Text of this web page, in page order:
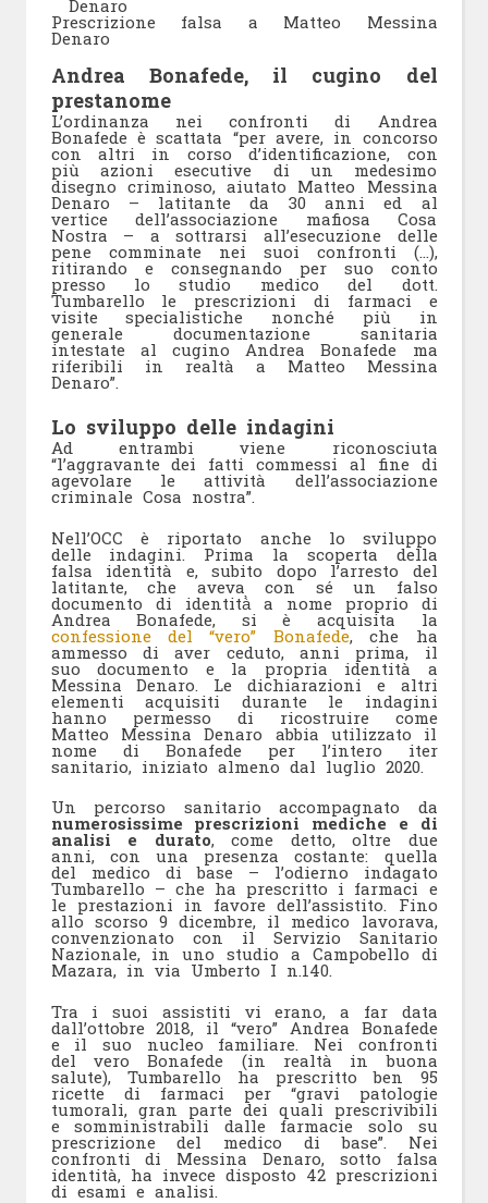
Prescrizione falsa a Matteo Messina
Denaro
Andrea Bonafede, il cugino del
prestanome
L’ordinanza nei confronti di Andrea
Bonafede è scattata “per avere, in concorso
con altri in corso d’identificazione, con
più azioni esecutive di un medesimo
disegno criminoso, aiutato Matteo Messina
Denaro – latitante da 30 anni ed al
vertice dell’associazione mafiosa Cosa
Nostra – a sottrarsi all’esecuzione delle
pene comminate nei suoi confronti (…),
ritirando e consegnando per suo conto
presso lo studio medico del dott.
Tumbarello le prescrizioni di farmaci e
visite specialistiche nonché più in
generale documentazione sanitaria
intestate al cugino Andrea Bonafede ma
riferibili in realtà a Matteo Messina
Denaro”.
Lo sviluppo delle indagini
Ad entrambi viene riconosciuta
“l’aggravante dei fatti commessi al fine di
agevolare le attività dell’associazione
criminale Cosa nostra”.
Nell’OCC è riportato anche lo sviluppo
delle indagini. Prima la scoperta della
falsa identità e, subito dopo l’arresto del
latitante, che aveva con sé un falso
documento di identità̀ a nome proprio di
Andrea Bonafede, si è acquisita la
confessione del “vero” Bonafede, che ha
ammesso di aver ceduto, anni prima, il
suo documento e la propria identità a
Messina Denaro. Le dichiarazioni e altri
elementi acquisiti durante le indagini
hanno permesso di ricostruire come
Matteo Messina Denaro abbia utilizzato il
nome di Bonafede per l’intero iter
sanitario, iniziato almeno dal luglio 2020.
Un percorso sanitario accompagnato da
numerosissime prescrizioni mediche e di
analisi e durato, come detto, oltre due
anni, con una presenza costante: quella
del medico di base – l’odierno indagato
Tumbarello – che ha prescritto i farmaci e
le prestazioni in favore dell’assistito. Fino
allo scorso 9 dicembre, il medico lavorava,
convenzionato con il Servizio Sanitario
Nazionale, in uno studio a Campobello di
Mazara, in via Umberto I n.140.
Tra i suoi assistiti vi erano, a far data
dall’ottobre 2018, il “vero” Andrea Bonafede
e il suo nucleo familiare. Nei confronti
del vero Bonafede (in realtà in buona
salute), Tumbarello ha prescritto ben 95
ricette di farmaci per “gravi patologie
tumorali, gran parte dei quali prescrivibili
e somministrabili dalle farmacie solo su
prescrizione del medico di base”. Nei
confronti di Messina Denaro, sotto falsa
identità, ha invece disposto 42 prescrizioni
di esami e analisi.